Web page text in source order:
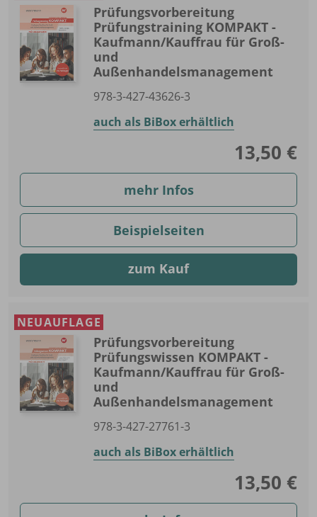
Prüfungsvorbereitung
Prüfungstraining KOMPAKT -
Kaufmann/Kauffrau für Groß-
und
Außenhandelsmanagement
978-3-427-43626-3
auch als BiBox erhältlich
13,50 €
mehr Infos
Beispielseiten
zum Kauf
NEUAUFLAGE
Prüfungsvorbereitung
Prüfungswissen KOMPAKT -
Kaufmann/Kauffrau für Groß-
und
Außenhandelsmanagement
978-3-427-27761-3
auch als BiBox erhältlich
13,50 €